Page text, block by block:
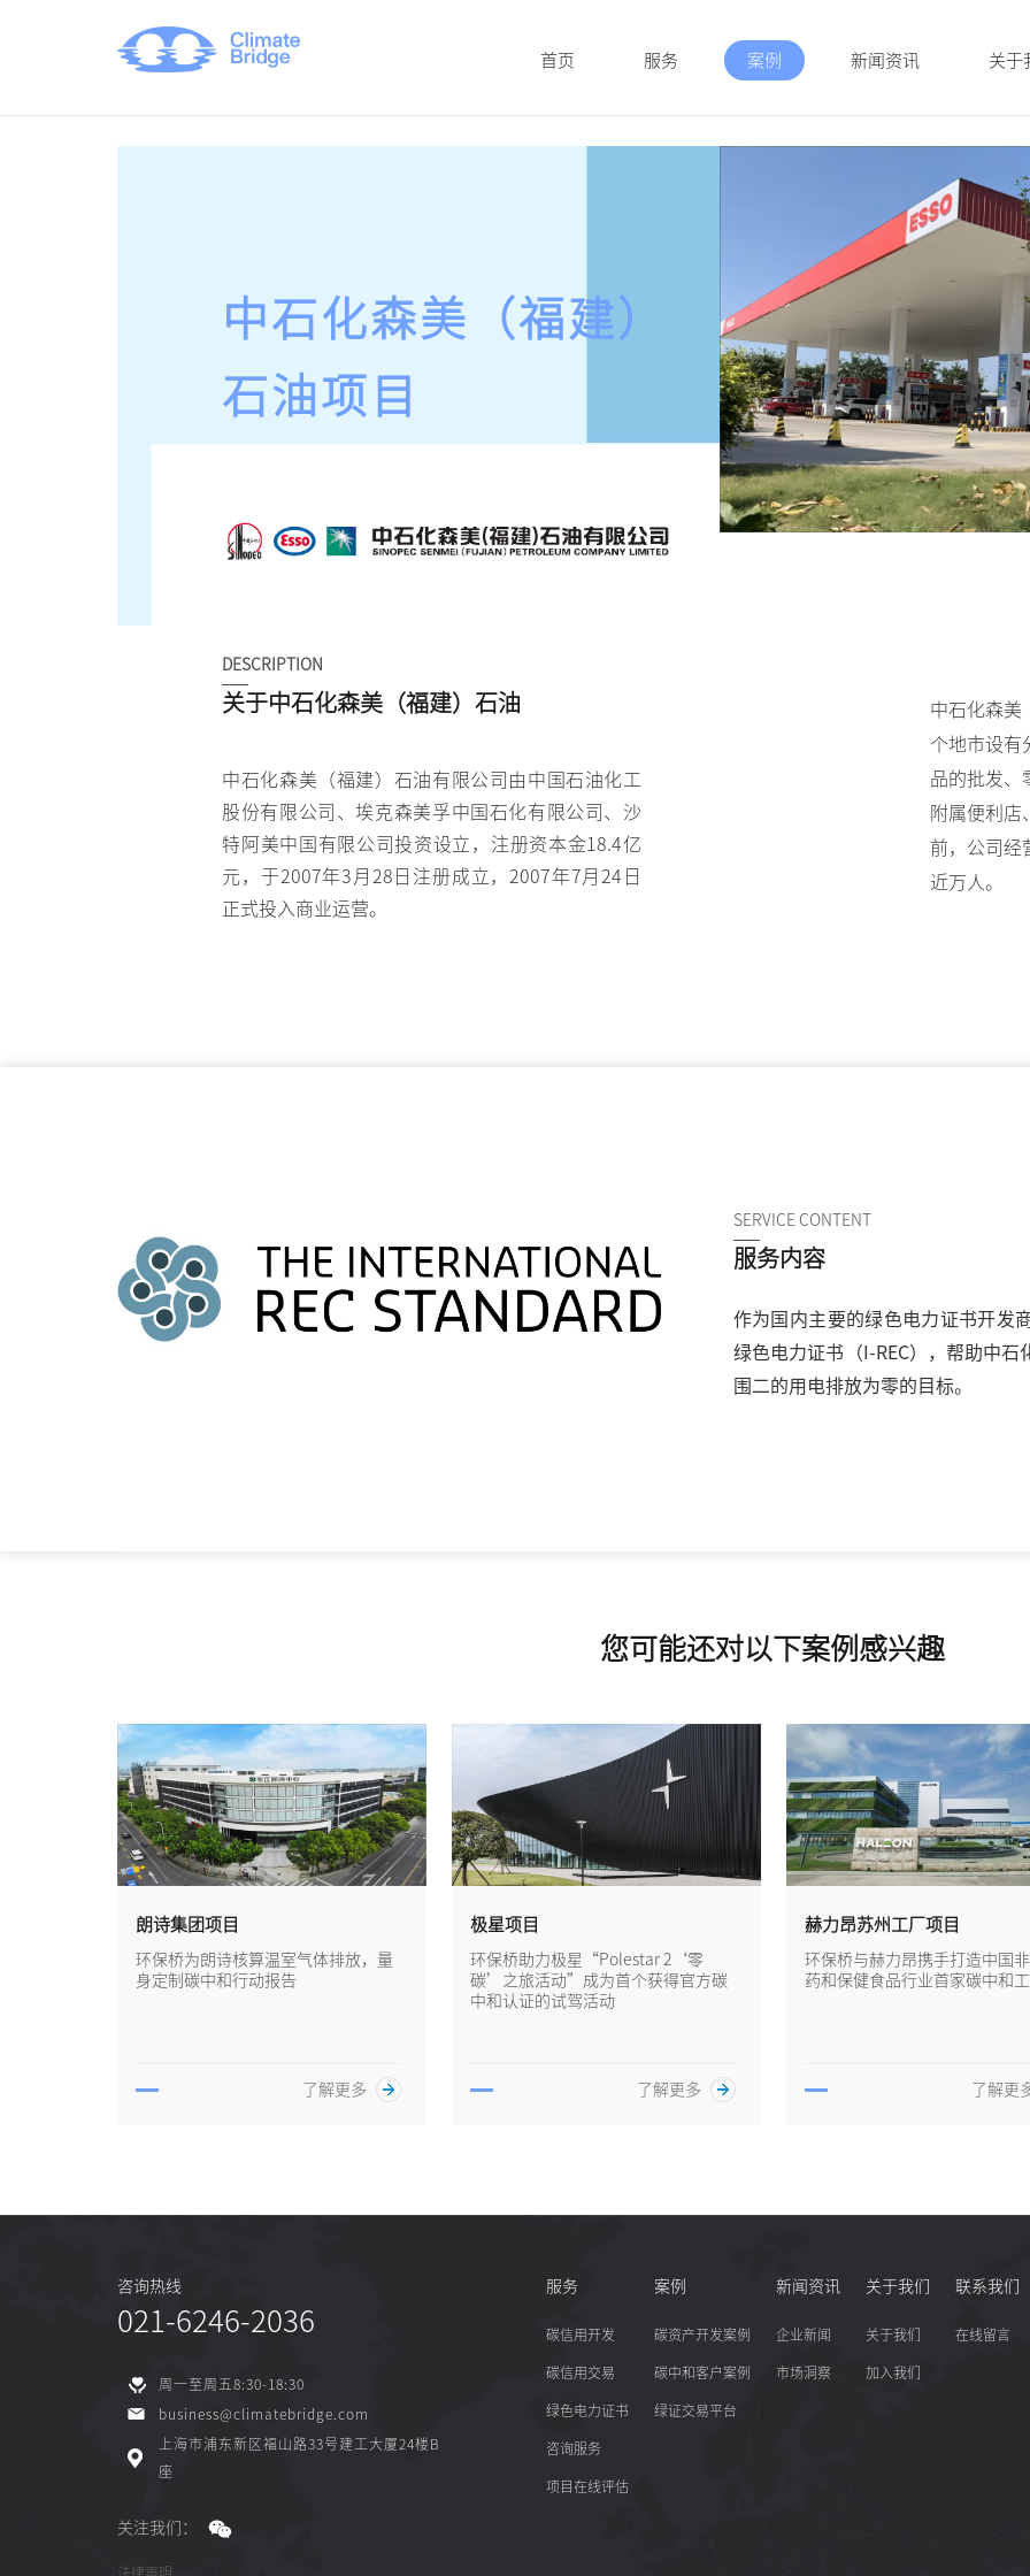
首页 服务 案例 新闻资讯 关于
中石化森美（福建）
石油项目
DESCRIPTION
关于中石化森美（福建）石油
中石化森美（福建）石油有限公司由中国石油化工
股份有限公司、埃克森美孚中国石化有限公司、沙
特阿美中国有限公司投资设立，注册资本金18.4亿
元，于2007年3月28日注册成立，2007年7月24日
正式投入商业运营。
中石化森美
个地市设有
品的批发、
附属便利店
前，公司经
近万人。
SERVICE CONTENT
服务内容
作为国内主要的绿色电力证书开发
绿色电力证书（I-REC），帮助中石
围二的用电排放为零的目标。
您可能还对以下案例感兴趣
朗诗集团项目
环保桥为朗诗核算温室气体排放，量
身定制碳中和行动报告
了解更多
极星项目
环保桥助力极星“Polestar 2‘零
碳’之旅活动”成为首个获得官方碳
中和认证的试驾活动
了解更多
赫力昂苏州工厂项目
环保桥与赫力昂携手打造中国
药和保健食品行业首家碳中和
了解更
咨询热线
021-6246-2036
周一至周五8:30-18:30
business@climatebridge.com
上海市浦东新区福山路33号建工大厦24楼B
座
关注我们：
服务
碳信用开发
碳信用交易
绿色电力证书
咨询服务
项目在线评估
案例
碳资产开发案例
碳中和客户案例
绿证交易平台
新闻资讯
企业新闻
市场洞察
关于我们
关于我们
加入我们
联系我们
在线留言